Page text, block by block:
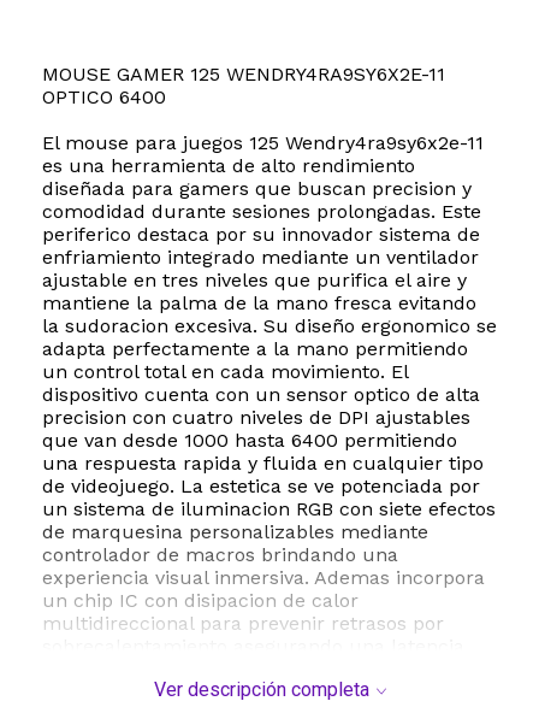
MOUSE GAMER 125 WENDRY4RA9SY6X2E-11
OPTICO 6400
El mouse para juegos 125 Wendry4ra9sy6x2e-11
es una herramienta de alto rendimiento
diseñada para gamers que buscan precision y
comodidad durante sesiones prolongadas. Este
periferico destaca por su innovador sistema de
enfriamiento integrado mediante un ventilador
ajustable en tres niveles que purifica el aire y
mantiene la palma de la mano fresca evitando
la sudoracion excesiva. Su diseño ergonomico se
adapta perfectamente a la mano permitiendo
un control total en cada movimiento. El
dispositivo cuenta con un sensor optico de alta
precision con cuatro niveles de DPI ajustables
que van desde 1000 hasta 6400 permitiendo
una respuesta rapida y fluida en cualquier tipo
de videojuego. La estetica se ve potenciada por
un sistema de iluminacion RGB con siete efectos
de marquesina personalizables mediante
controlador de macros brindando una
experiencia visual inmersiva. Ademas incorpora
un chip IC con disipacion de calor
multidireccional para prevenir retrasos por
metal antideslizante y seis botones
Ver descripción completa